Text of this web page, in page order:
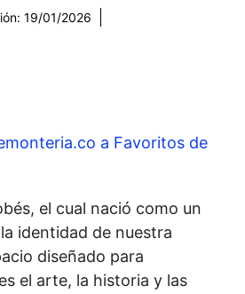
19/01/2026
a Favoritos de
el cual nació como un
identidad de nuestra
diseñado para
el arte, la historia y las